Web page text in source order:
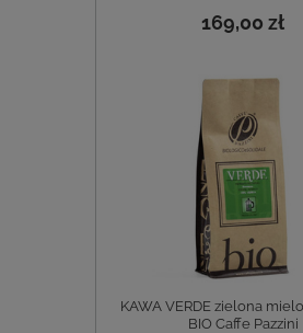
169,00 zł
KAWA VERDE zielona
BIO Caffe Pazzini